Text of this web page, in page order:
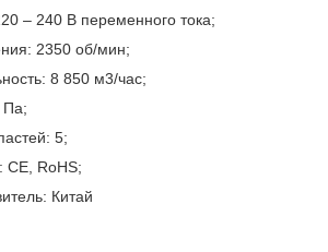
– 240 В переменного тока;
2350 об/мин;
8 850 м3/час;
Па;
5;
CE, RoHS;
Китай